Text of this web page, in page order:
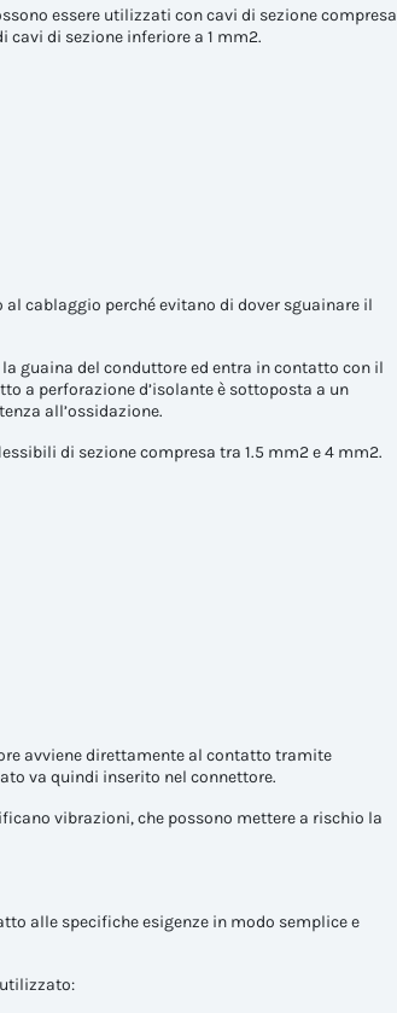
essere utilizzati con cavi di sezione compresa
di sezione inferiore a 1 mm2.
cablaggio perché evitano di dover sguainare il
guaina del conduttore ed entra in contatto con il
a perforazione d’isolante è sottoposta a un
all’ossidazione.
di sezione compresa tra 1.5 mm2 e 4 mm2.
avviene direttamente al contatto tramite
va quindi inserito nel connettore.
vibrazioni, che possono mettere a rischio la
alle specifiche esigenze in modo semplice e